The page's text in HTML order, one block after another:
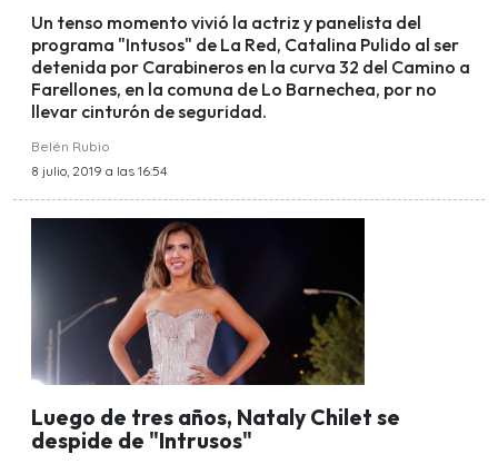
Un tenso momento vivió la actriz y panelista del
programa "Intusos" de La Red, Catalina Pulido al ser
detenida por Carabineros en la curva 32 del Camino a
Farellones, en la comuna de Lo Barnechea, por no
llevar cinturón de seguridad.
Belén Rubio
8 julio, 2019 a las 16:54
Luego de tres años, Nataly Chilet se
despide de "Intrusos"